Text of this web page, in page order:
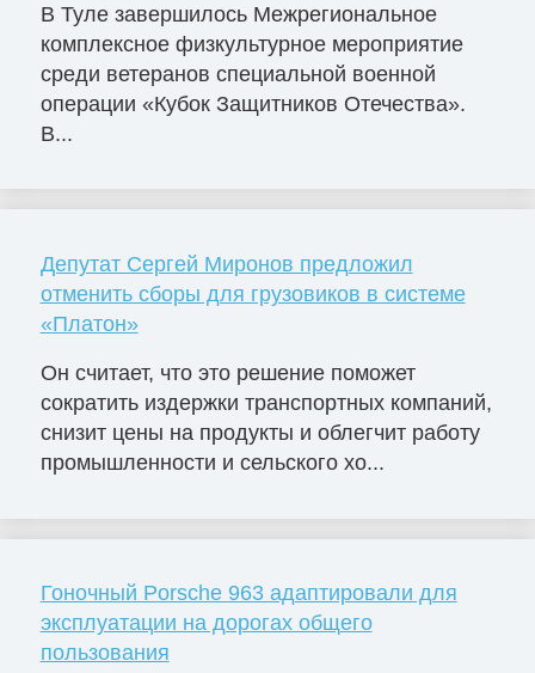
В Туле завершилось Межрегиональное
комплексное физкультурное мероприятие
среди ветеранов специальной военной
операции «Кубок Защитников Отечества».
В...
Депутат Сергей Миронов предложил
отменить сборы для грузовиков в системе
«Платон»
Он считает, что это решение поможет
сократить издержки транспортных компаний,
снизит цены на продукты и облегчит работу
промышленности и сельского хо...
Гоночный Porsche 963 адаптировали для
эксплуатации на дорогах общего
пользования